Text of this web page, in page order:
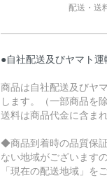
配送・送
●自社配送及びヤマト運
商品は自社配送及びヤ
します。（一部商品を除
送料は商品代金に含ま
◆商品到着時の品質保
ない地域がございます
「現在の配送地域」を